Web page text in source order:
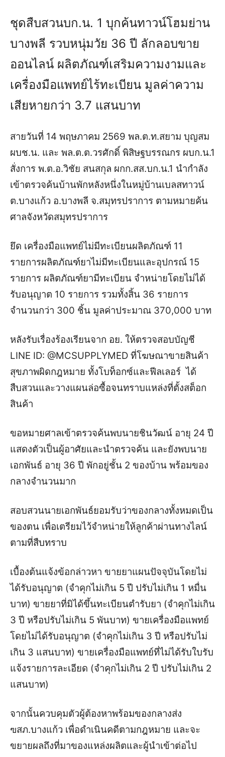
ชุดสืบสวนบก.น. 1 บุกค้นทาวน์โฮมย่าน
บางพลี รวบหนุ่มวัย 36 ปี ลักลอบขาย
ออนไลน์ ผลิตภัณฑ์เสริมความงามและ
เครื่องมือแพทย์ไร้ทะเบียน มูลค่าความ
เสียหายกว่า 3.7 แสนบาท
สายวันที่ 14 พฤษภาคม 2569 พล.ต.ท.สยาม บุญสม
ผบช.น. และ พล.ต.ต.วรศักดิ์ พิสิษฐบรรณกร ผบก.น.1
สั่งการ พ.ต.อ.วิชัย สนสกุล ผกก.สส.บก.น.1 นำกำลัง
เข้าตรวจค้นบ้านพักหลังหนึ่งในหมู่บ้านเบลสทาวน์
ต.บางแก้ว อ.บางพลี จ.สมุทรปราการ ตามหมายค้น
ศาลจังหวัดสมุทรปราการ
ยึด เครื่องมือแพทย์ไม่มีทะเบียนผลิตภัณฑ์ 11
รายการผลิตภัณฑ์ยาไม่มีทะเบียนและอุปกรณ์ 15
รายการ ผลิตภัณฑ์ยามีทะเบียน จำหน่ายโดยไม่ได้
รับอนุญาต 10 รายการ รวมทั้งสิ้น 36 รายการ
จำนวนกว่า 300 ชิ้น มูลค่าประมาณ 370,000 บาท
หลังรับเรื่องร้องเรียนจาก อย. ให้ตรวจสอบบัญชี
LINE ID: @MCSUPPLYMED ที่โฆษณาขายสินค้า
สุขภาพผิดกฎหมาย ทั้งโบท็อกซ์และฟีลเลอร์ ได้
สืบสวนและวางแผนล่อซื้อจนทราบแหล่งที่ตั้งสต็อก
สินค้า
ขอหมายศาลเข้าตรวจค้นพบนายชินวัฒน์ อายุ 24 ปี
แสดงตัวเป็นผู้อาศัยและนำตรวจค้น และยังพบนาย
เอกพันธ์ อายุ 36 ปี พักอยู่ชั้น 2 ของบ้าน พร้อมของ
กลางจำนวนมาก
สอบสวนนายเอกพันธ์ยอมรับว่าของกลางทั้งหมดเป็น
ของตน เพื่อเตรียมไว้จำหน่ายให้ลูกค้าผ่านทางไลน์
ตามที่สืบทราบ
เบื้องต้นแจ้งข้อกล่าวหา ขายยาแผนปัจจุบันโดยไม่
ได้รับอนุญาต (จำคุกไม่เกิน 5 ปี ปรับไม่เกิน 1 หมื่น
บาท) ขายยาที่มิได้ขึ้นทะเบียนตำรับยา (จำคุกไม่เกิน
3 ปี หรือปรับไม่เกิน 5 พันบาท) ขายเครื่องมือแพทย์
โดยไม่ได้รับอนุญาต (จำคุกไม่เกิน 3 ปี หรือปรับไม่
เกิน 3 แสนบาท) ขายเครื่องมือแพทย์ที่ไม่ได้รับใบรับ
แจ้งรายการละเอียด (จำคุกไม่เกิน 2 ปี ปรับไม่เกิน 2
แสนบาท)
จากนั้นควบคุมตัวผู้ต้องหาพร้อมของกลางส่ง
ฃสภ.บางแก้ว เพื่อดำเนินคดีตามกฎหมาย และจะ
ขยายผลถึงที่มาของแหล่งผลิตและผู้นำเข้าต่อไป